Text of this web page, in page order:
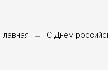
Главная → С Днем